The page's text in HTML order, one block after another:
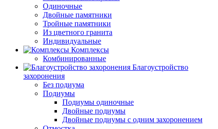
Одиночные
Двойные памятники
Тройные памятники
Из цветного гранита
Индивидуальные
Комплексы
Комбинированные
Благоустройство
захоронения
Без подиума
Подиумы
Подиумы одиночные
Двойные подиумы
Двойные подиумы с одним захоронением